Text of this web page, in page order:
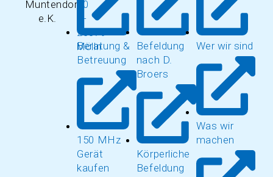
10
D-
23879
Mölln
Beratung &
Betreuung
150 MHz
Gerät
kaufen
Befeldung
nach D.
Broers
Körperliche
Befeldung
Wer wir sind
Was wir
machen